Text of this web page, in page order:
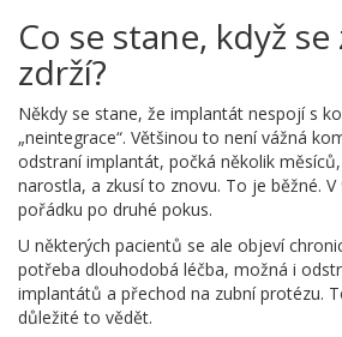
Co se stane, když
zdrží?
Někdy se stane, že implantát nespojí s
„neintegrace“. Většinou to není vážná
odstraní implantát, počká několik
narostla, a zkusí to znovu. To je běžné.
pořádku po druhé pokus.
U některých pacientů se ale objeví
potřeba dlouhodobá léčba, možná i
implantátů a přechod na zubní protézu.
důležité to vědět.